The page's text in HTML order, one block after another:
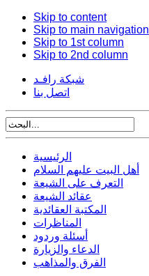
Skip to content
Skip to main navigation
Skip to 1st column
Skip to 2nd column
شبكة رافـد
اتصل بنا
الرئيسية
أهل البيت عليهم السلام
التعرف على الشيعة
عقائد الشيعة
المكتبة العقائدية
المناظرات
أسئلة وردود
الدعاء والزيارة
الفرق والمذاهب